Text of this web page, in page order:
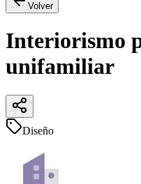
Volver
Interiorismo
unifamiliar
Diseño